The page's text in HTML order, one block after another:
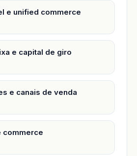
e unified commerce
e capital de giro
e canais de venda
commerce